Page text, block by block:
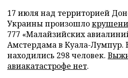
17 июля над территорией
Украины произошло
777 «Малайзийских
Амстердама в Куала-Лумпур.
находились 298 человек.
авиакатастрофе нет.